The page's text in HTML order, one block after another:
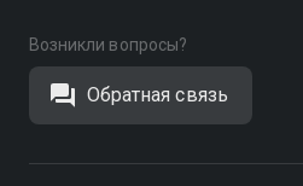
Возникли вопросы?
Обратная связь